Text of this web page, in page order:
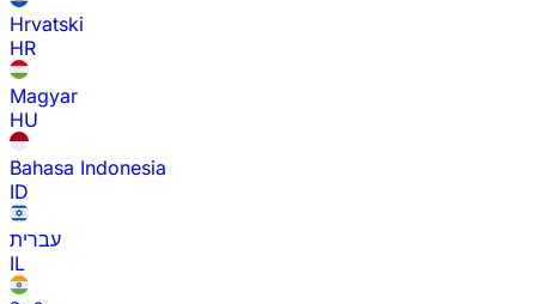
Hrvatski
HR
Magyar
HU
Bahasa Indonesia
ID
עברית
IL